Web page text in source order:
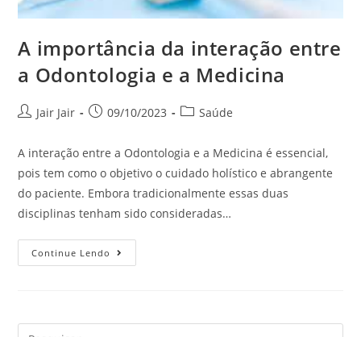
A importância da interação entre
a Odontologia e a Medicina
Jair Jair 09/10/2023 Saúde
A interação entre a Odontologia e a Medicina é essencial,
pois tem como o objetivo o cuidado holístico e abrangente
do paciente. Embora tradicionalmente essas duas
disciplinas tenham sido consideradas…
Continue Lendo